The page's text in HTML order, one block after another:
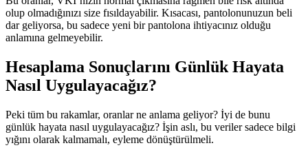
olup olmadığınızı size fısıldayabilir. Kısacası, pantolonunuzun beli
dar geliyorsa, bu sadece yeni bir pantolona ihtiyacınız olduğu
anlamına gelmeyebilir.
Hesaplama Sonuçlarını Günlük Hayata
Nasıl Uygulayacağız?
Peki tüm bu rakamlar, oranlar ne anlama geliyor? İyi de bunu
günlük hayata nasıl uygulayacağız? İşin aslı, bu veriler sadece bilgi
yığını olarak kalmamalı, eyleme dönüştürülmeli.